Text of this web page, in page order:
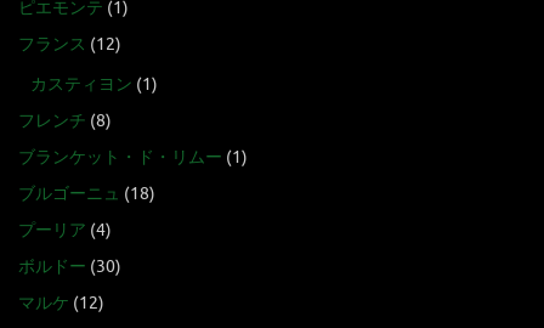
ピエモンテ (1)
フランス (12)
カスティヨン (1)
フレンチ (8)
ブランケット・ド・リムー (1)
ブルゴーニュ (18)
プーリア (4)
ボルドー (30)
マルケ (12)